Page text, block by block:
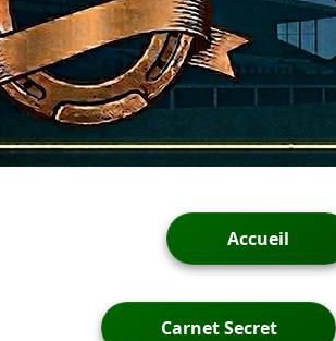
Accueil
Carnet Secret